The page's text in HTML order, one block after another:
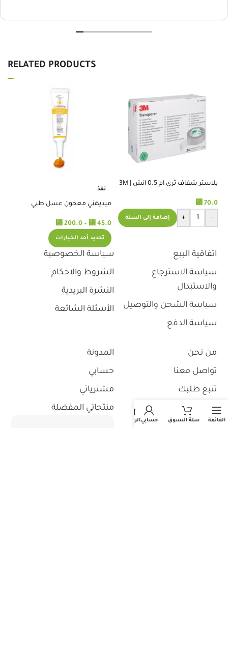
RELATED PRODUCTS
بلاستر شفاف ثري ام 0.5 انش | 3M
⃁ 70.0
-
+ إضافة إلى السلة
نفذ
ميديهني معجون عسل طبي
⃁ 45.0
–
⃁ 200.0
تحديد أحد الخيارات
اتفاقية البيع
سياسة الاسترجاع
والاستبدال
سياسة الشحن والتوصيل
سياسة الدفع
سياسة الخصوصية
الشروط والاحكام
النشرة البريدية
الأسئلة الشائعة
من نحن
تواصل معنا
تتبع طلبك
استثمر معنا
المدونة
حسابي
مشترياتي
منتجاتي المفضلة
القائمة سلة التسوق حسابيالرئيسية